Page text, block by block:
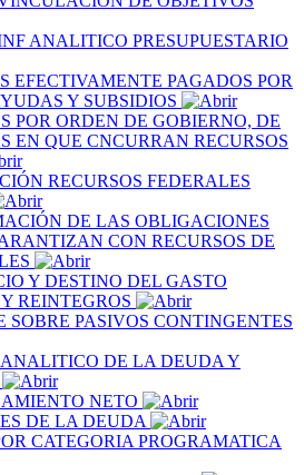
ANALITICO PRESUPUESTARIO
EFECTIVAMENTE PAGADOS POR
Y SUBSIDIOS
POR ORDEN DE GOBIERNO, DE
EN QUE CNCURRAN RECURSOS
RECURSOS FEDERALES
DE LAS OBLIGACIONES
CON RECURSOS DE
Y DESTINO DEL GASTO
REINTEGROS
SOBRE PASIVOS CONTINGENTES
DE LA DEUDA Y
NETO
DE LA DEUDA
CATEGORIA PROGRAMATICA